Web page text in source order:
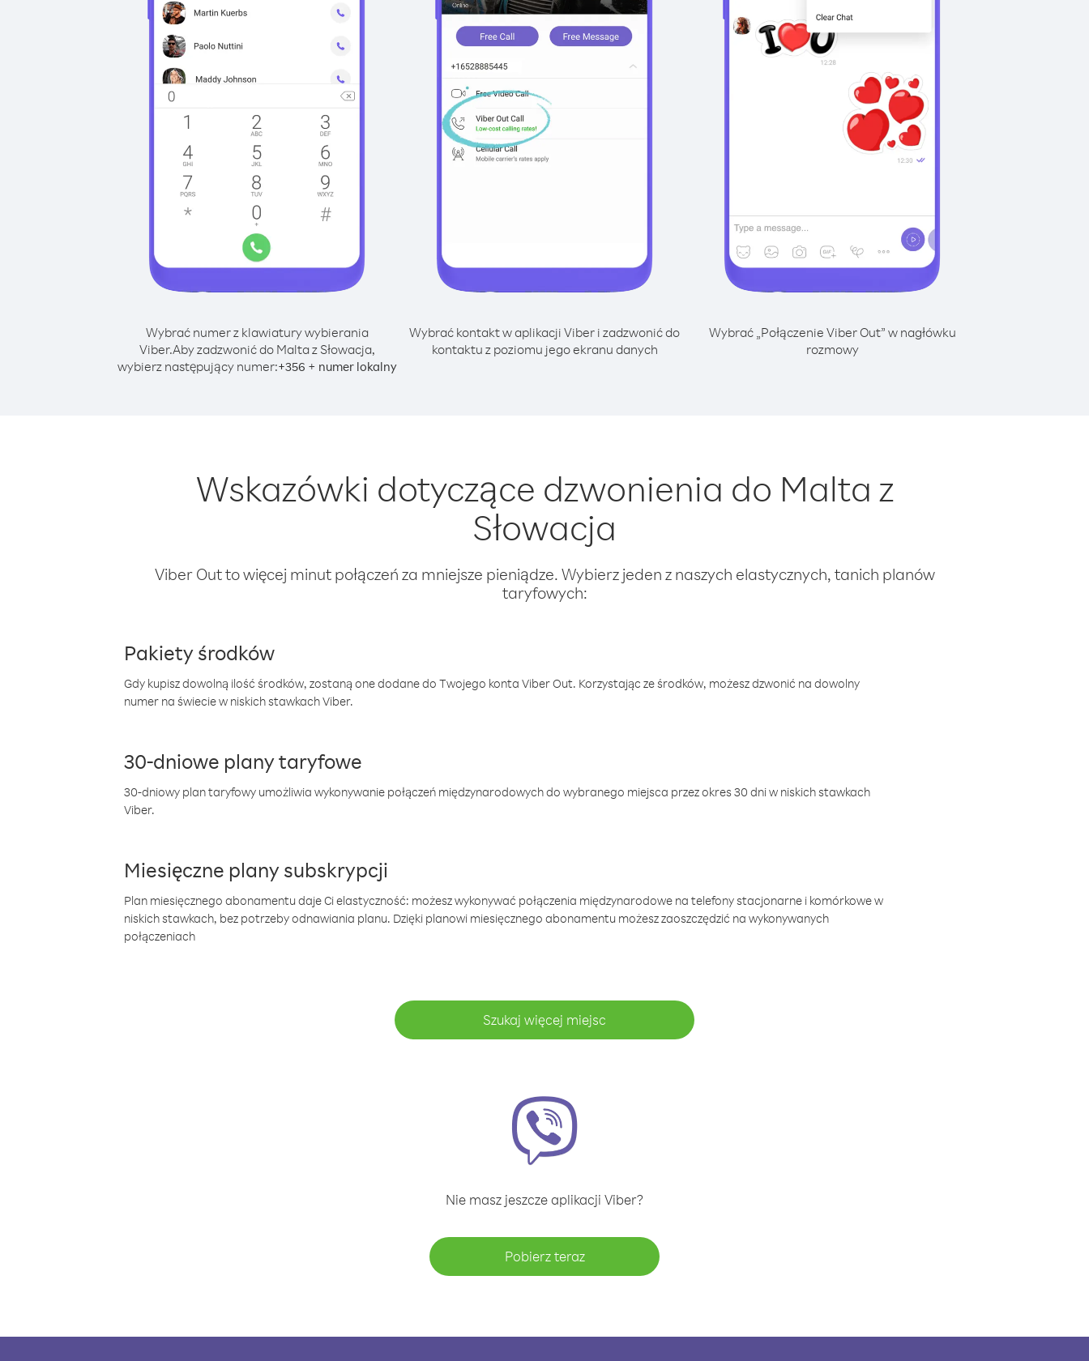
Wybrać numer z klawiatury wybierania
Viber.Aby zadzwonić do Malta z Słowacja,
wybierz następujący numer:+356 + numer lokalny
Wybrać kontakt w aplikacji Viber i zadzwonić do
kontaktu z poziomu jego ekranu danych
Wybrać „Połączenie Viber Out” w nagłówku
rozmowy
Wskazówki dotyczące dzwonienia do Malta z
Słowacja
Viber Out to więcej minut połączeń za mniejsze pieniądze. Wybierz jeden z naszych elastycznych, tanich planów
taryfowych:
Pakiety środków
Gdy kupisz dowolną ilość środków, zostaną one dodane do Twojego konta Viber Out. Korzystając ze środków, możesz dzwonić na dowolny
numer na świecie w niskich stawkach Viber.
30-dniowe plany taryfowe
30-dniowy plan taryfowy umożliwia wykonywanie połączeń międzynarodowych do wybranego miejsca przez okres 30 dni w niskich stawkach
Viber.
Miesięczne plany subskrypcji
Plan miesięcznego abonamentu daje Ci elastyczność: możesz wykonywać połączenia międzynarodowe na telefony stacjonarne i komórkowe w
niskich stawkach, bez potrzeby odnawiania planu. Dzięki planowi miesięcznego abonamentu możesz zaoszczędzić na wykonywanych
połączeniach
Szukaj więcej miejsc
Nie masz jeszcze aplikacji Viber?
Pobierz teraz